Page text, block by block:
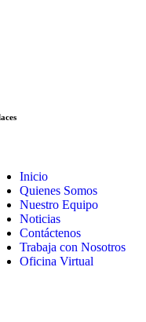
Inicio
Quienes Somos
Nuestro Equipo
Noticias
Contáctenos
Trabaja con Nosotros
Oficina Virtual